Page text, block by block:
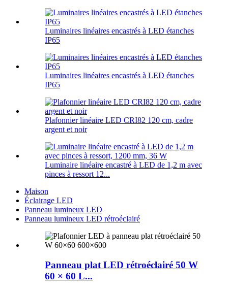
Luminaires linéaires encastrés à LED étanches
IP65
Luminaires linéaires encastrés à LED étanches
IP65
Plafonnier linéaire LED CRI82 120 cm, cadre
argent et noir
Luminaire linéaire encastré à LED de 1,2 m avec
pinces à ressort 12...
Maison
Éclairage LED
Panneau lumineux LED
Panneau lumineux LED rétroéclairé
Panneau plat LED rétroéclairé 50 W
60 × 60 L...